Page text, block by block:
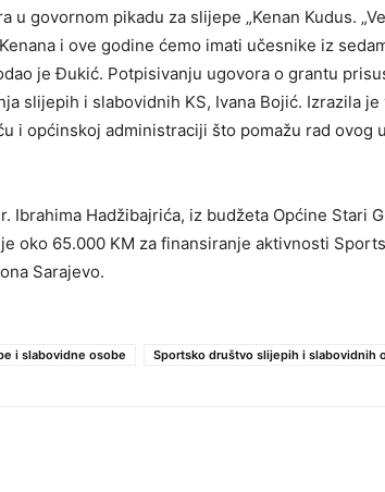
govornom pikadu za slijepe „Kenan Kudus.
i ove godine ćemo imati učesnike iz
je Đukić. Potpisivanju ugovora o grantu
slijepih i slabovidnih KS, Ivana Bojić. Izrazila je
i općinskoj administraciji što pomažu rad ovog
Ibrahima Hadžibajrića, iz budžeta Općine Stari
oko 65.000 KM za finansiranje aktivnosti
Sarajevo.
i slabovidne osobe Sportsko društvo slijepih i slabovidnih